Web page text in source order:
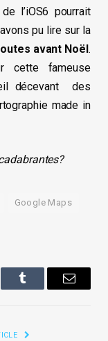
l’iOS6 pourrait
pu lire sur la
avant Noël.
cette fameuse
décevant des
made in
Google Maps
Tumblr Email